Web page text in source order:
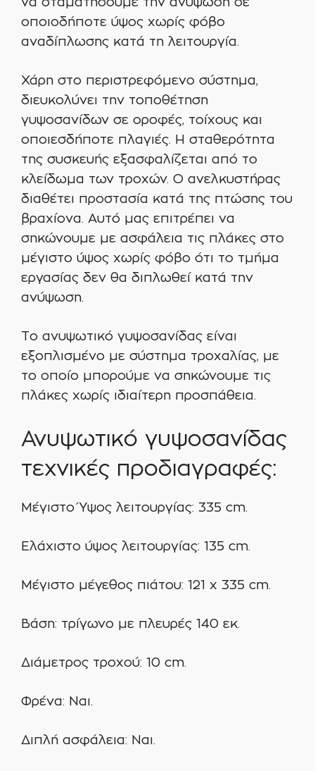
οποιοδήποτε ύψος χωρίς φόβο
αναδίπλωσης κατά τη λειτουργία.
Χάρη στο περιστρεφόμενο σύστημα,
διευκολύνει την τοποθέτηση
γυψοσανίδων σε οροφές, τοίχους και
οποιεσδήποτε πλαγιές. Η σταθερότητα
της συσκευής εξασφαλίζεται από το
κλείδωμα των τροχών. Ο ανελκυστήρας
διαθέτει προστασία κατά της πτώσης του
βραχίονα. Αυτό μας επιτρέπει να
σηκώνουμε με ασφάλεια τις πλάκες στο
μέγιστο ύψος χωρίς φόβο ότι το τμήμα
εργασίας δεν θα διπλωθεί κατά την
ανύψωση.
Το ανυψωτικό γυψοσανίδας είναι
εξοπλισμένο με σύστημα τροχαλίας, με
το οποίο μπορούμε να σηκώνουμε τις
πλάκες χωρίς ιδιαίτερη προσπάθεια.
Ανυψωτικό γυψοσανίδας
τεχνικές προδιαγραφές:
Μέγιστο Ύψος λειτουργίας: 335 cm.
Ελάχιστο ύψος λειτουργίας: 135 cm.
Μέγιστο μέγεθος πιάτου: 121 x 335 cm.
Βάση: τρίγωνο με πλευρές 140 εκ.
Διάμετρος τροχού: 10 cm.
Φρένα: Ναι.
Διπλή ασφάλεια: Ναι.